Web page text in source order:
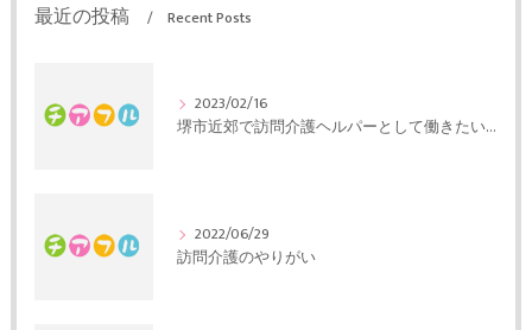
最近の投稿 Recent Posts
2023/02/16
堺市近郊で訪問介護ヘルパーとして働きたい方へ
2022/06/29
訪問介護のやりがい